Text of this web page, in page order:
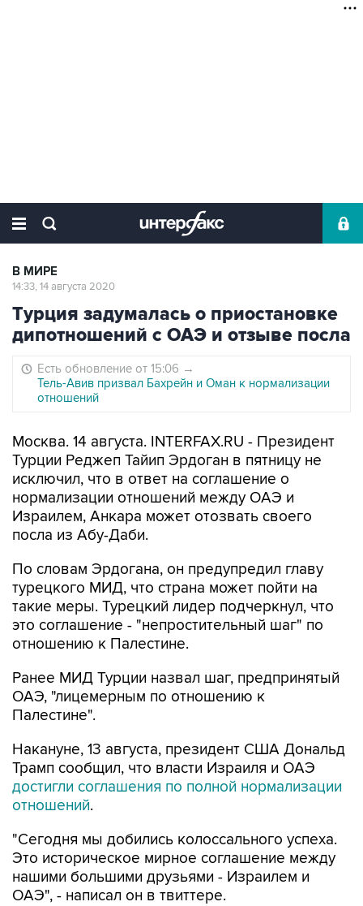
В МИРЕ
14:33, 14 августа 2020
Турция задумалась о приостановке
дипотношений с ОАЭ и отзыве посла
Есть обновление от 15:06 →
Тель-Авив призвал Бахрейн и Оман к нормализации
отношений
Москва. 14 августа. INTERFAX.RU - Президент
Турции Реджеп Тайип Эрдоган в пятницу не
исключил, что в ответ на соглашение о
нормализации отношений между ОАЭ и
Израилем, Анкара может отозвать своего
посла из Абу-Даби.
По словам Эрдогана, он предупредил главу
турецкого МИД, что страна может пойти на
такие меры. Турецкий лидер подчеркнул, что
это соглашение - "непростительный шаг" по
отношению к Палестине.
Ранее МИД Турции назвал шаг, предпринятый
ОАЭ, "лицемерным по отношению к
Палестине".
Накануне, 13 августа, президент США Дональд
Трамп сообщил, что власти Израиля и ОАЭ
достигли соглашения по полной нормализации
отношений.
"Сегодня мы добились колоссального успеха.
Это историческое мирное соглашение между
нашими большими друзьями - Израилем и
ОАЭ", - написал он в твиттере.